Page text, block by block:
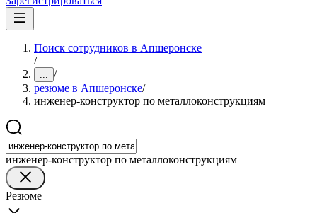
Поиск сотрудников в Апшеронске
/
... /
резюме в Апшеронске/
инженер-конструктор по металлоконструкциям
инженер-конструктор по металлоконструкциям
Резюме